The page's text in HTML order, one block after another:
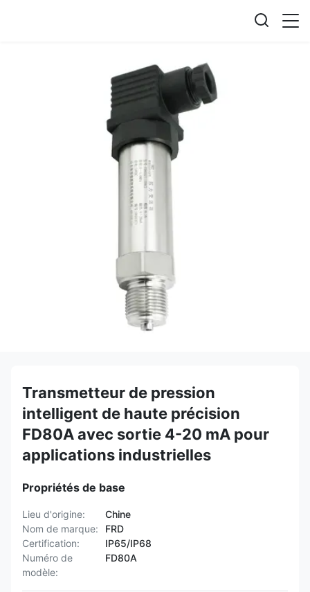
Transmetteur de pression
intelligent de haute précision
FD80A avec sortie 4-20 mA pour
applications industrielles
Propriétés de base
Lieu d'origine:
Chine
Nom de marque:
FRD
Certification:
IP65/IP68
Numéro de
modèle:
FD80A